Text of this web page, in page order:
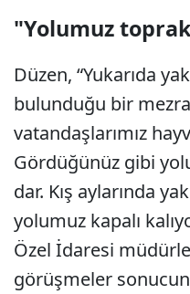
"Yolumuz
Düzen, “Yukarıda
bulunduğu bir
vatandaşlarımız
Gördüğünüz gibi
dar. Kış aylarında
yolumuz kapalı
Özel İdaresi
görüşmeler